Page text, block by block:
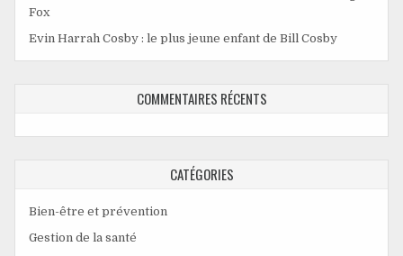
Fox
Evin Harrah Cosby : le plus jeune enfant de Bill Cosby
COMMENTAIRES RÉCENTS
CATÉGORIES
Bien-être et prévention
Gestion de la santé